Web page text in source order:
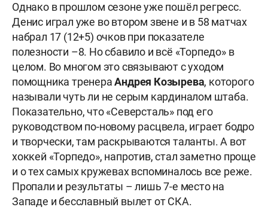
Однако в прошлом сезоне уже пошёл регресс.
Денис играл уже во втором звене и в 58 матчах
набрал 17 (12+5) очков при показателе
полезности –8. Но сбавило и всё «Торпедо» в
целом. Во многом это связывают с уходом
помощника тренераАндрея Козырева, которого
называли чуть ли не серым кардиналом штаба.
Показательно, что «Северсталь» под его
руководством по-новому расцвела, играет бодро
и творчески, там раскрываются таланты. А вот
хоккей «Торпедо», напротив, стал заметно проще
и о тех самых кружевах вспоминалось все реже.
Пропали и результаты – лишь 7-е место на
Западе и бесславный вылет от СКА.